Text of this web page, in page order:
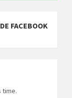
FACEBOOK
time.